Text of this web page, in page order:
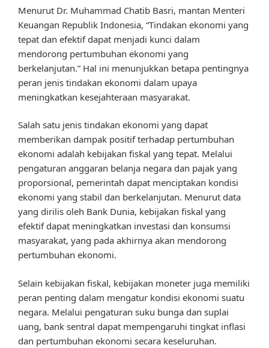
Menurut Dr. Muhammad Chatib Basri, mantan Menteri
Keuangan Republik Indonesia, “Tindakan ekonomi yang
tepat dan efektif dapat menjadi kunci dalam
mendorong pertumbuhan ekonomi yang
berkelanjutan.” Hal ini menunjukkan betapa pentingnya
peran jenis tindakan ekonomi dalam upaya
meningkatkan kesejahteraan masyarakat.
Salah satu jenis tindakan ekonomi yang dapat
memberikan dampak positif terhadap pertumbuhan
ekonomi adalah kebijakan fiskal yang tepat. Melalui
pengaturan anggaran belanja negara dan pajak yang
proporsional, pemerintah dapat menciptakan kondisi
ekonomi yang stabil dan berkelanjutan. Menurut data
yang dirilis oleh Bank Dunia, kebijakan fiskal yang
efektif dapat meningkatkan investasi dan konsumsi
masyarakat, yang pada akhirnya akan mendorong
pertumbuhan ekonomi.
Selain kebijakan fiskal, kebijakan moneter juga memiliki
peran penting dalam mengatur kondisi ekonomi suatu
negara. Melalui pengaturan suku bunga dan suplai
uang, bank sentral dapat mempengaruhi tingkat inflasi
dan pertumbuhan ekonomi secara keseluruhan.